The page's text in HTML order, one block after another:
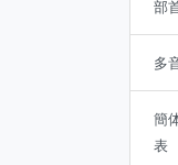
部
多
簡
表